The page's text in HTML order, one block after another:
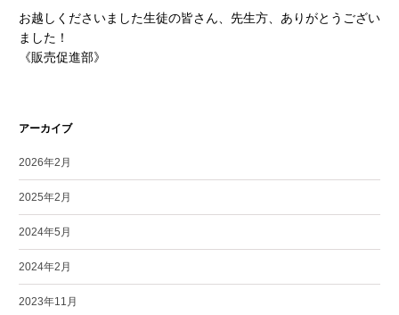
お越しくださいました生徒の皆さん、先生方、ありがとうござい
ました！
《販売促進部》
アーカイブ
2026年2月
2025年2月
2024年5月
2024年2月
2023年11月